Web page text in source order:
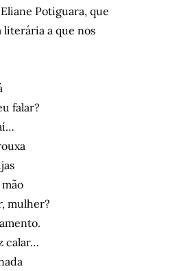
Potiguara, que
literária a que nos
falar?
mulher?
calar…